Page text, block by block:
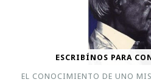
ESCRIBÍNOS PARA
EL CONOCIMIENTO DE UNO